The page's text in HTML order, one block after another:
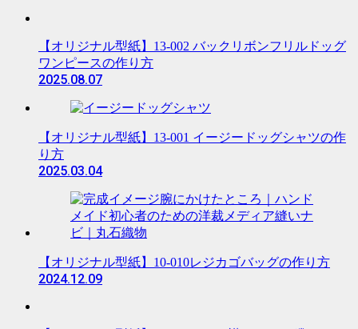
【オリジナル型紙】13-002 バックリボンフリルドッグ
ワンピースの作り方
2025.08.07
【オリジナル型紙】13-001 イージードッグシャツの作
り方
2025.03.04
【オリジナル型紙】10-010レジカゴバッグの作り方
2024.12.09